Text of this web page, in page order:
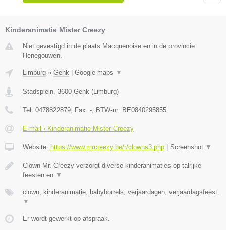
Kinderanimatie Mister Creezy
Niet gevestigd in de plaats Macquenoise en in de provincie
Henegouwen.
Limburg » Genk Google maps ▼
Stadsplein, 3600 Genk (Limburg)
Tel: 0478822879, Fax: -, BTW-nr: BE0840295855
E-mail › Kinderanimatie Mister Creezy
Website: https://www.mrcreezy.be/r/clowns3.php Screenshot ▼
Clown Mr. Creezy verzorgt diverse kinderanimaties op talrijke
feesten en ▼
clown, kinderanimatie, babyborrels, verjaardagen, verjaardagsfeest,
▼
Er wordt gewerkt op afspraak.